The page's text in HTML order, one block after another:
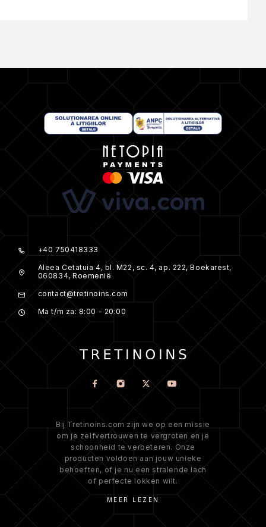
+40 750418333
Aleea Cetatuia 4, bl. M22, sc. 4, ap. 222, Boekarest,
060834, Roemenië
contact@tretinoins.com
Ma t/m za: 8:00 - 20:00
Bij Tretinoins.com zijn we op een missie
om je zelfvertrouwen te vergroten en je
schoonheid te verbeteren. Onze
producten voldoen aan jouw unieke
behoeften, of je nu een stralende lach
of perfecte lokken wilt.
MEER LEZEN